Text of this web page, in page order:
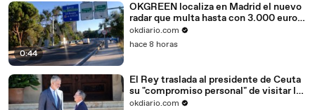
0:44
OKGREEN localiza en Madrid el nuevo
radar que multa hasta con 3.000 euros
a los coches más contaminantes
okdiario.com
hace 8 horas
El Rey traslada al presidente de Ceuta
su "compromiso personal" de visitar la
ciudad
okdiario.com